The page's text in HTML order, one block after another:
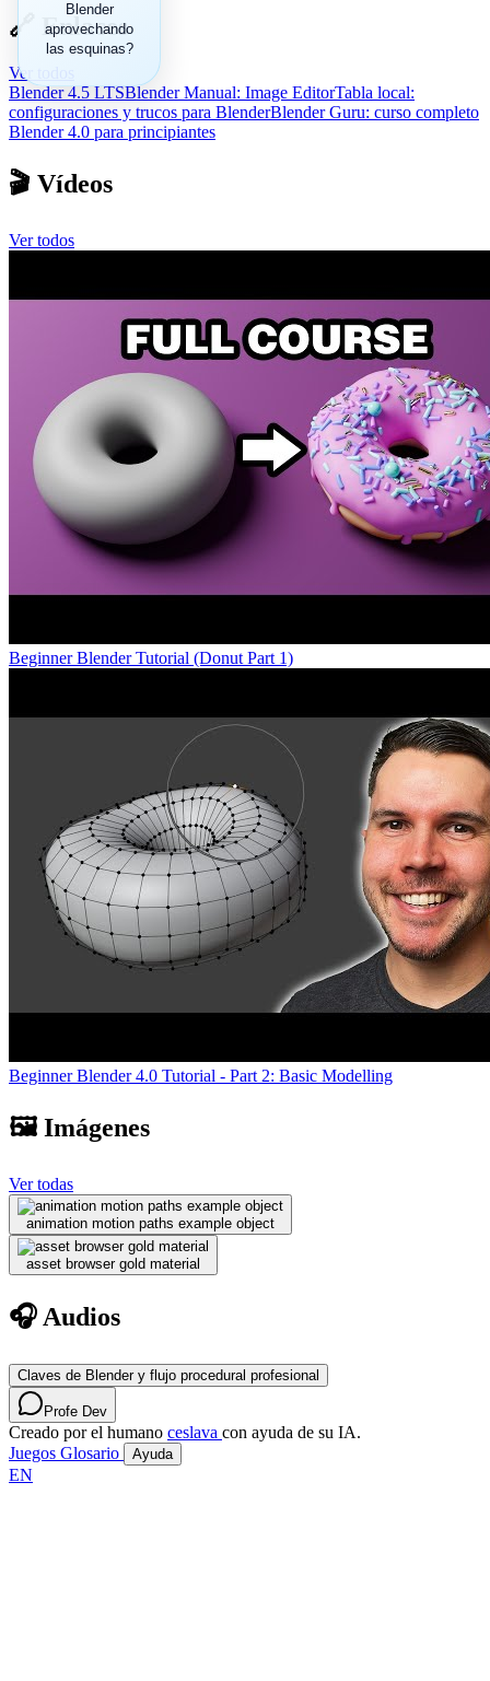
Blender
aprovechando
las esquinas?
existente
y se
arrastra
interior
del área
de
🔗 Enlaces
Ver todos
Blender 4.5 LTSBlender Manual: Image EditorTabla local:
configuraciones y trucos para BlenderBlender Guru: curso completo
Blender 4.0 para principiantes
🎬 Vídeos
Ver todos
Beginner Blender Tutorial (Donut Part 1)
Beginner Blender 4.0 Tutorial - Part 2: Basic Modelling
🖼️ Imágenes
Ver todas
animation motion paths example object
asset browser gold material
🎧 Audios
Claves de Blender y flujo procedural profesional
Profe Dev
Creado por el humano ceslava con ayuda de su IA.
Juegos Glosario Ayuda
EN